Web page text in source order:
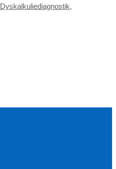
Dyskalkuliediagnostik,